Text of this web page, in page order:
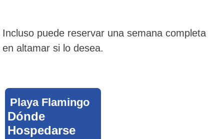
Incluso puede reservar una semana completa
en altamar si lo desea.
Playa Flamingo
Dónde
Hospedarse